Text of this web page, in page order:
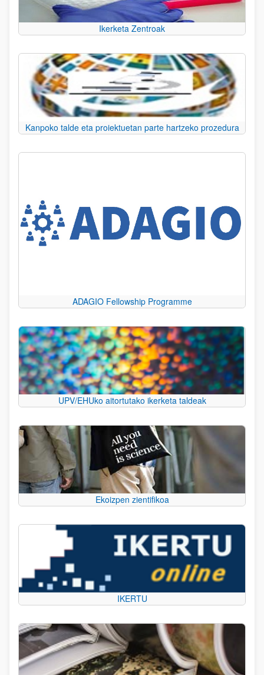
Ikerketa Zentroak
Kanpoko talde eta proiektuetan parte hartzeko prozedura
ADAGIO Fellowship Programme
UPV/EHUko aitortutako ikerketa taldeak
Ekoizpen zientifikoa
IKERTU